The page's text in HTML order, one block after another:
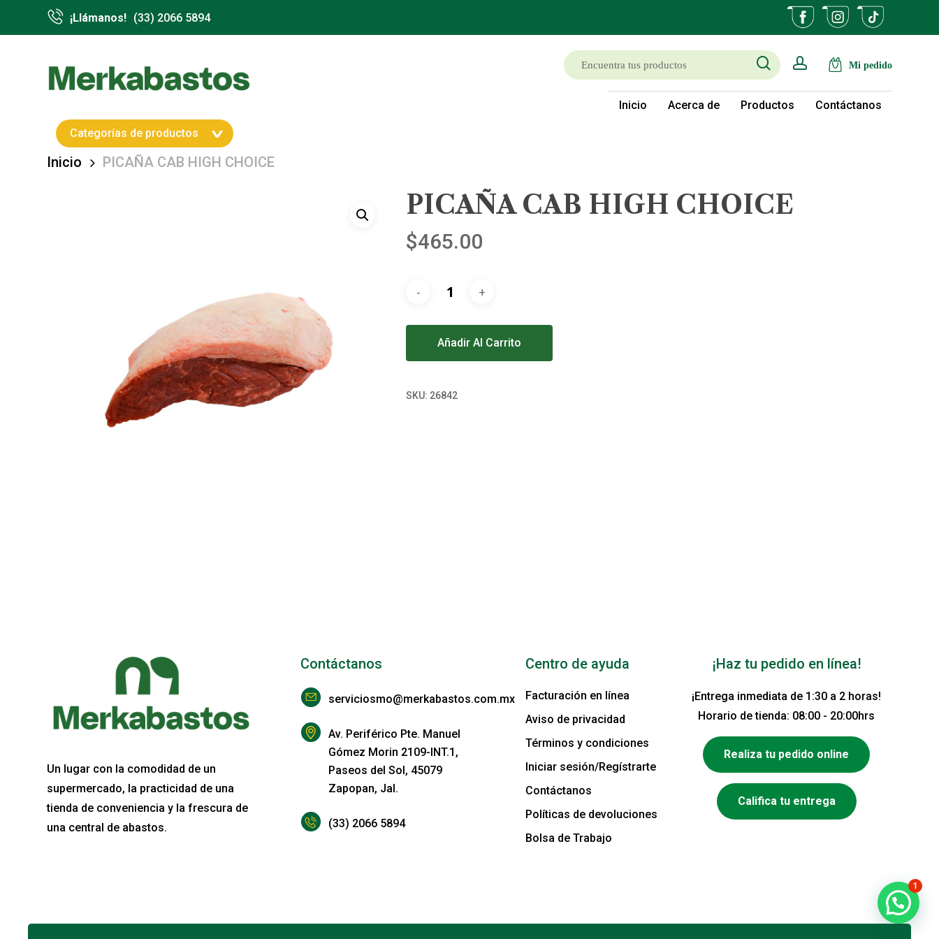
¡Llámanos! (33) 2066 5894
Hit enter to search or ESC to close
Categorías de productos
Inicio Acerca de Productos Contáctanos
searchaccount
Inicio PICAÑA CAB HIGH CHOICE
PICAÑA CAB HIGH CHOICE
$465.00
Añadir Al Carrito
SKU: 26842
Un lugar con la comodidad de un
supermercado, la practicidad de una
tienda de conveniencia y la frescura de
una central de abastos.
Contáctanos
serviciosmo@merkabastos.com.mx
Av. Periférico Pte. Manuel
Gómez Morin 2109-INT.1,
Paseos del Sol, 45079
Zapopan, Jal.
(33) 2066 5894
Centro de ayuda
Facturación en línea
Aviso de privacidad
Términos y condiciones
Iniciar sesión/Regístrarte
Contáctanos
Políticas de devoluciones
Bolsa de Trabajo
¡Haz tu pedido en línea!
¡Entrega inmediata de 1:30 a 2 horas!
Horario de tienda: 08:00 - 20:00hrs
Realiza tu pedido online
Califica tu entrega
1